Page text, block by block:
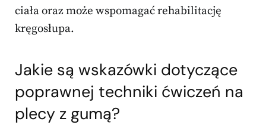
ciała oraz może wspomagać rehabilitację
kręgosłupa.
Jakie są wskazówki dotyczące
poprawnej techniki ćwiczeń na
plecy z gumą?